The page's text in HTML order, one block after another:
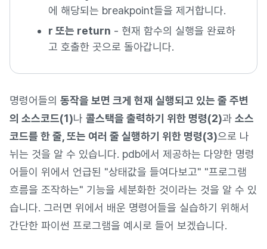
에 해당되는 breakpoint들을 제거합니다.
r 또는 return - 현재 함수의 실행을 완료하
고 호출한 곳으로 돌아갑니다.
명령어들의 동작을 보면 크게 현재 실행되고 있는 줄 주변
의 소스코드(1)나 콜스택을 출력하기 위한 명령(2)과 소스
코드를 한 줄, 또는 여러 줄 실행하기 위한 명령(3)으로 나
뉘는 것을 알 수 있습니다. pdb에서 제공하는 다양한 명령
어들이 위에서 언급된 "상태값을 들여다보고" "프로그램
흐름을 조작하는" 기능을 세분화한 것이라는 것을 알 수 있
습니다. 그러면 위에서 배운 명령어들을 실습하기 위해서
간단한 파이썬 프로그램을 예시로 들어 보겠습니다.